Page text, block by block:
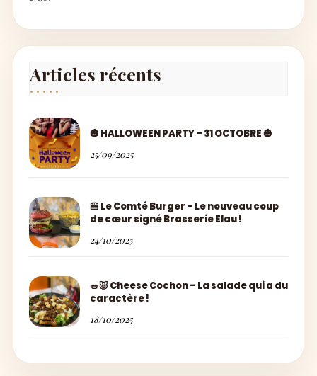
Articles récents
🎃 HALLOWEEN PARTY – 31 OCTOBRE 🎃
25/09/2025
🍔 Le Comté Burger – Le nouveau coup
de cœur signé Brasserie Elau !
24/10/2025
🥗🐷 Cheese Cochon – La salade qui a du
caractère !
18/10/2025